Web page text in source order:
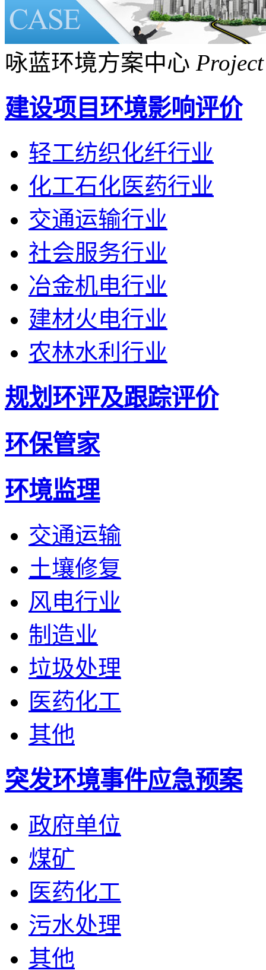
咏蓝环境方案中心
建设项目环境影响评价
轻工纺织化纤行业
化工石化医药行业
交通运输行业
社会服务行业
冶金机电行业
建材火电行业
农林水利行业
规划环评及跟踪评价
环保管家
环境监理
交通运输
土壤修复
风电行业
制造业
垃圾处理
医药化工
其他
突发环境事件应急预案
政府单位
煤矿
医药化工
污水处理
其他